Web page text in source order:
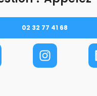
02 32 77 41 68